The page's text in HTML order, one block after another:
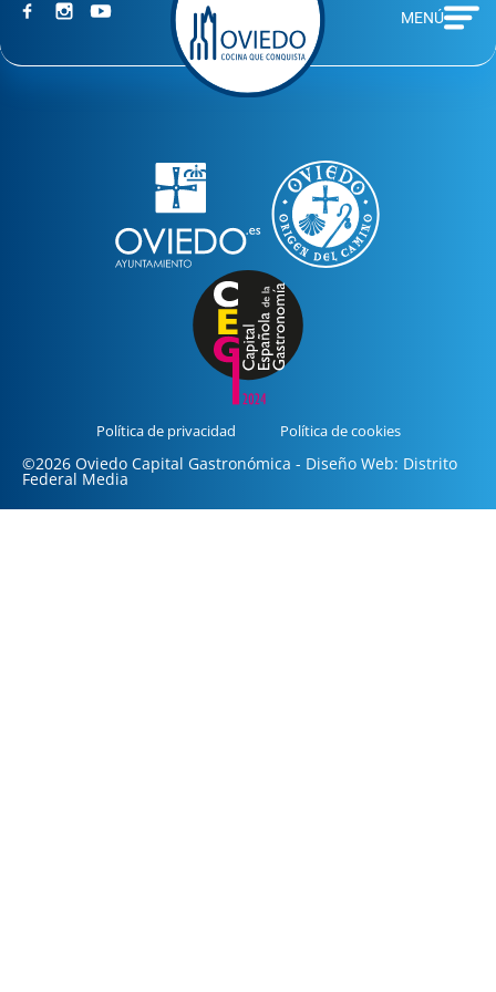
MENÚ
Política de privacidad Política de cookies
©2026 Oviedo Capital Gastronómica - Diseño Web: Distrito
Federal Media